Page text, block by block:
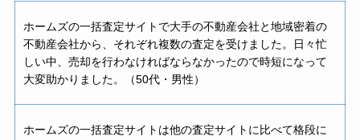
ホームズの一括査定サイトで大手の不動産会社と地域密着の
不動産会社から、それぞれ複数の査定を受けました。日々忙
しい中、売却を行わなければならなかったので時短になって
大変助かりました。（50代・男性）
ホームズの一括査定サイトは他の査定サイトに比べて格段に